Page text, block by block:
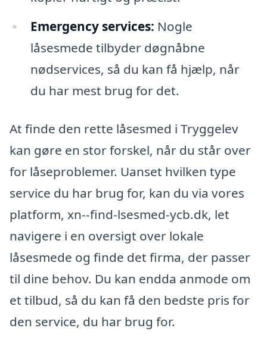
Emergency services: Nogle
låsesmede tilbyder døgnåbne
nødservices, så du kan få hjælp, når
du har mest brug for det.
At finde den rette låsesmed i Tryggelev
kan gøre en stor forskel, når du står over
for låseproblemer. Uanset hvilken type
service du har brug for, kan du via vores
platform, xn--find-lsesmed-ycb.dk, let
navigere i en oversigt over lokale
låsesmede og finde det firma, der passer
til dine behov. Du kan endda anmode om
et tilbud, så du kan få den bedste pris for
den service, du har brug for.